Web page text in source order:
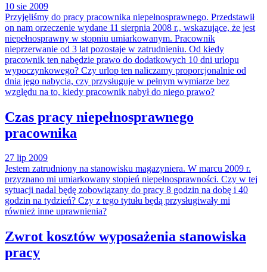
10 sie 2009
Przyjęliśmy do pracy pracownika niepełnosprawnego. Przedstawił
on nam orzeczenie wydane 11 sierpnia 2008 r., wskazujące, że jest
niepełnosprawny w stopniu umiarkowanym. Pracownik
nieprzerwanie od 3 lat pozostaje w zatrudnieniu. Od kiedy
pracownik ten nabędzie prawo do dodatkowych 10 dni urlopu
wypoczynkowego? Czy urlop ten naliczamy proporcjonalnie od
dnia jego nabycia, czy przysługuje w pełnym wymiarze bez
względu na to, kiedy pracownik nabył do niego prawo?
Czas pracy niepełnosprawnego
pracownika
27 lip 2009
Jestem zatrudniony na stanowisku magazyniera. W marcu 2009 r.
przyznano mi umiarkowany stopień niepełnosprawności. Czy w tej
sytuacji nadal będę zobowiązany do pracy 8 godzin na dobę i 40
godzin na tydzień? Czy z tego tytułu będą przysługiwały mi
również inne uprawnienia?
Zwrot kosztów wyposażenia stanowiska
pracy